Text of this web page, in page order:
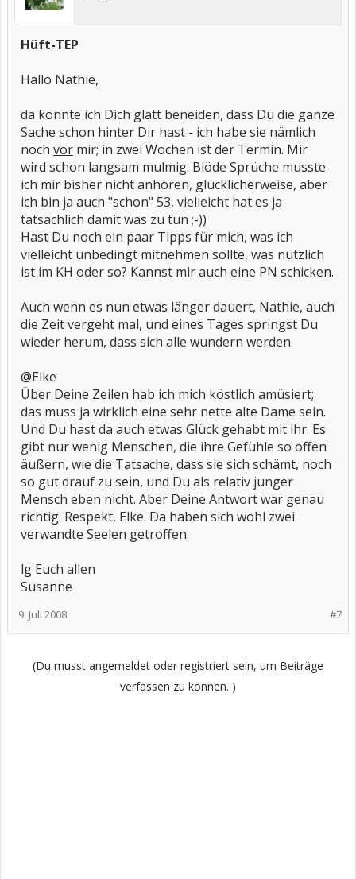
Hüft-TEP
Hallo Nathie,
da könnte ich Dich glatt beneiden, dass Du die ganze
Sache schon hinter Dir hast - ich habe sie nämlich
noch vor mir; in zwei Wochen ist der Termin. Mir
wird schon langsam mulmig. Blöde Sprüche musste
ich mir bisher nicht anhören, glücklicherweise, aber
ich bin ja auch "schon" 53, vielleicht hat es ja
tatsächlich damit was zu tun ;-))
Hast Du noch ein paar Tipps für mich, was ich
vielleicht unbedingt mitnehmen sollte, was nützlich
ist im KH oder so? Kannst mir auch eine PN schicken.
Auch wenn es nun etwas länger dauert, Nathie, auch
die Zeit vergeht mal, und eines Tages springst Du
wieder herum, dass sich alle wundern werden.
@Elke
Über Deine Zeilen hab ich mich köstlich amüsiert;
das muss ja wirklich eine sehr nette alte Dame sein.
Und Du hast da auch etwas Glück gehabt mit ihr. Es
gibt nur wenig Menschen, die ihre Gefühle so offen
äußern, wie die Tatsache, dass sie sich schämt, noch
so gut drauf zu sein, und Du als relativ junger
Mensch eben nicht. Aber Deine Antwort war genau
richtig. Respekt, Elke. Da haben sich wohl zwei
verwandte Seelen getroffen.
lg Euch allen
Susanne
#7
9. Juli 2008
(Du musst angemeldet oder registriert sein, um Beiträge
verfassen zu können. )